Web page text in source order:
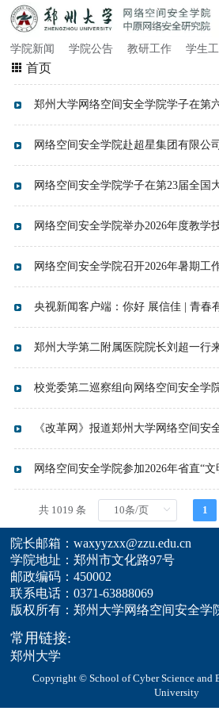
学院新闻 学院公告 教研工作 学生
首页
网络空间安全学院举办2026年度教学
网络空间安全学院召开2026年暑期工
央视新闻客户端：你好 展信佳 | 青春
《改革网》报道郑州大学网络空间安
共 1019 条 1
院长邮箱：waxyyzxx@zzu.edu.cn
学院地址：郑州市文化路97号
邮政编码：450002
联系电话：0371-63888069
版权所有：郑州大学网络空间安全学
常用链接:
郑州大学
Copyright © School of Cyber Science and
University